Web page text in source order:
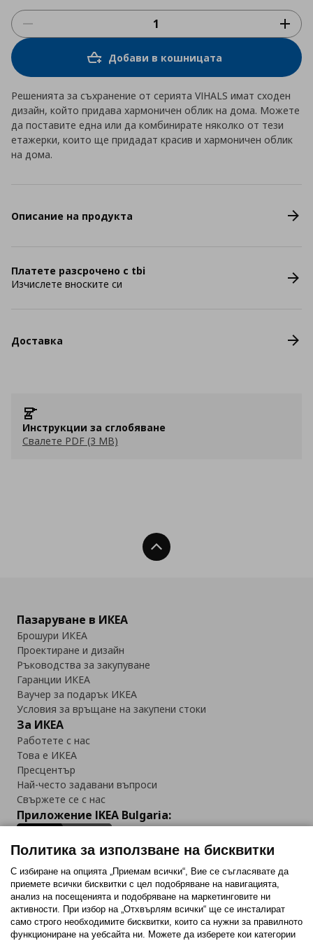
Добави в кошницата
Решенията за съхранение от серията VIHALS имат сходен
дизайн, който придава хармоничен облик на дома. Можете
да поставите една или да комбинирате няколко от тези
етажерки, които ще придадат красив и хармоничен облик
на дома.
Описание на продукта
Платете разсрочено с tbi
Изчислете вноските си
Доставка
Инструкции за сглобяване
Свалете PDF (3 MB)
Нагоре
Пазаруване в ИКЕА
Брошури ИКЕА
Проектиране и дизайн
Ръководства за закупуване
Гаранции ИКЕА
Ваучер за подарък ИКЕА
Условия за връщане на закупени стоки
За ИКЕА
Работете с нас
Това е ИКЕА
Пресцентър
Най-често задавани въпроси
Свържете се с нас
Приложение IKEA Bulgaria:
Последвайте ни:
FacebookTwitterYoutubePinterestInstagram
Политика за използване на бисквитки
С избиране на опцията „Приемам всички“, Вие се съгласявате да
приемете всички бисквитки с цел подобряване на навигацията,
анализ на посещенията и подобряване на маркетинговите ни
активности. При избор на „Отхвърлям всички“ ще се инсталират
само строго необходимитe бисквитки, които са нужни за правилното
функциониране на уебсайта ни. Можете да изберете кои категории